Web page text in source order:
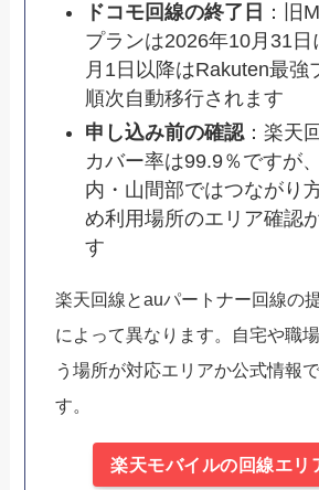
ドコモ回線の終了日 ：旧
プランは2026年10月31
月1日以降はRakuten最強
順次自動移行されます
申し込み前の確認 ：楽天
カバー率は99.9％ですが
内・山間部ではつながり
め利用場所のエリア確認
す
楽天回線とauパートナー回線の
によって異なります。自宅や職
う場所が対応エリアか公式情報
す。
楽天モバイルの回線エリ